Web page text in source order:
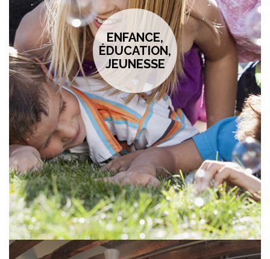
ENFANCE,
ÉDUCATION,
JEUNESSE